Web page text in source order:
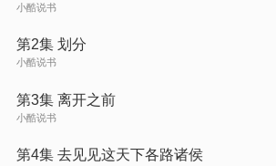
小酷说书
第2集 划分
小酷说书
第3集 离开之前
小酷说书
第4集 去见见这天下各路诸侯